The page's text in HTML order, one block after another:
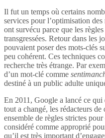
Il fut un temps où certains
services pour l’optimisation
ont survécu parce que les
transgressées. Retour dans les
pouvaient poser des mots-clés
peu cohérent. Ces techniques
recherche très étrange. Par
d’un mot-clé comme
destiné à un public adulte
En 2011, Google a lancé ce qui
tout a changé, les rédacteurs
ensemble de règles strictes
considéré comme approprié
qu’il est très important